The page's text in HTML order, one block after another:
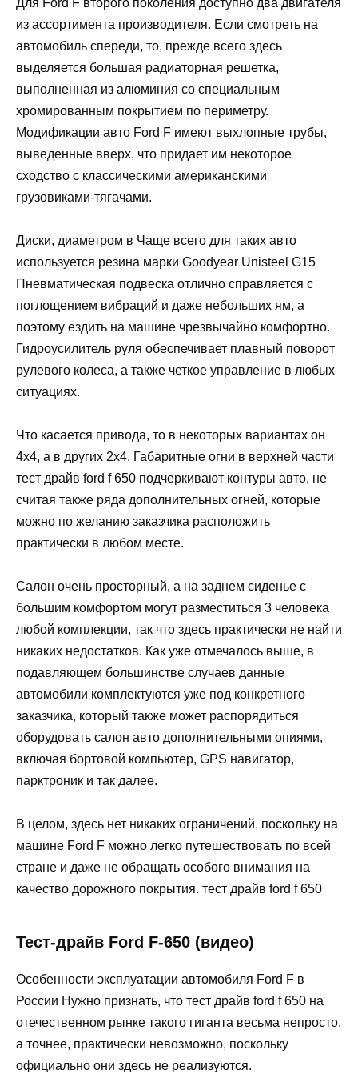
из ассортимента производителя. Если смотреть на
автомобиль спереди, то, прежде всего здесь
выделяется большая радиаторная решетка,
выполненная из алюминия со специальным
хромированным покрытием по периметру.
Модификации авто Ford F имеют выхлопные трубы,
выведенные вверх, что придает им некоторое
сходство с классическими американскими
грузовиками-тягачами.
Диски, диаметром в Чаще всего для таких авто
используется резина марки Goodyear Unisteel G15
Пневматическая подвеска отлично справляется с
поглощением вибраций и даже небольших ям, а
поэтому ездить на машине чрезвычайно комфортно.
Гидроусилитель руля обеспечивает плавный поворот
рулевого колеса, а также четкое управление в любых
ситуациях.
Что касается привода, то в некоторых вариантах он
4х4, а в других 2х4. Габаритные огни в верхней части
тест драйв ford f 650 подчеркивают контуры авто, не
считая также ряда дополнительных огней, которые
можно по желанию заказчика расположить
практически в любом месте.
Салон очень просторный, а на заднем сиденье с
большим комфортом могут разместиться 3 человека
любой комплекции, так что здесь практически не найти
никаких недостатков. Как уже отмечалось выше, в
подавляющем большинстве случаев данные
автомобили комплектуются уже под конкретного
заказчика, который также может распорядиться
оборудовать салон авто дополнительными опиями,
включая бортовой компьютер, GPS навигатор,
парктроник и так далее.
В целом, здесь нет никаких ограничений, поскольку на
машине Ford F можно легко путешествовать по всей
стране и даже не обращать особого внимания на
качество дорожного покрытия. тест драйв ford f 650
Тест-драйв Ford F-650 (видео)
Особенности эксплуатации автомобиля Ford F в
России Нужно признать, что тест драйв ford f 650 на
отечественном рынке такого гиганта весьма непросто,
а точнее, практически невозможно, поскольку
официально они здесь не реализуются.